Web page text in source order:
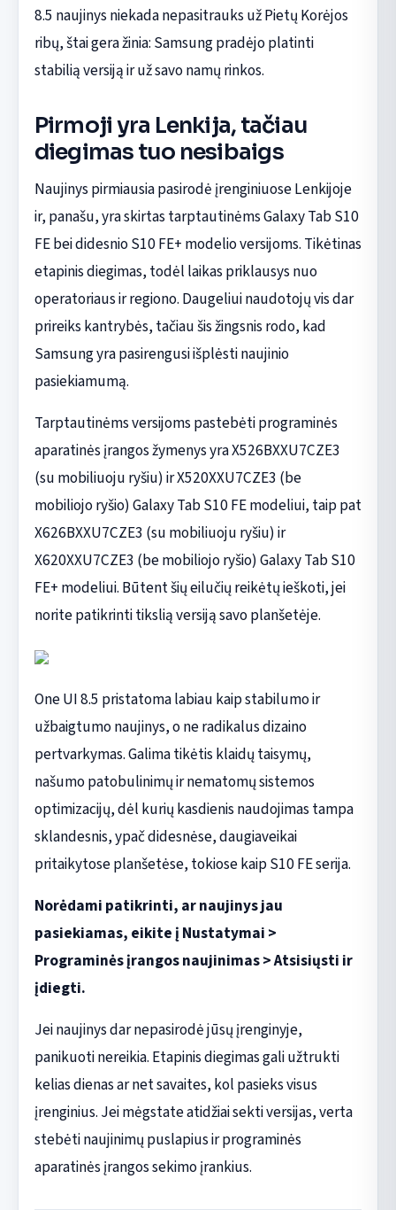
8.5 naujinys niekada nepasitrauks už Pietų Korėjos
ribų, štai gera žinia: Samsung pradėjo platinti
stabilią versiją ir už savo namų rinkos.
Pirmoji yra Lenkija, tačiau
diegimas tuo nesibaigs
Naujinys pirmiausia pasirodė įrenginiuose Lenkijoje
ir, panašu, yra skirtas tarptautinėms Galaxy Tab S10
FE bei didesnio S10 FE+ modelio versijoms. Tikėtinas
etapinis diegimas, todėl laikas priklausys nuo
operatoriaus ir regiono. Daugeliui naudotojų vis dar
prireiks kantrybės, tačiau šis žingsnis rodo, kad
Samsung yra pasirengusi išplėsti naujinio
pasiekiamumą.
Tarptautinėms versijoms pastebėti programinės
aparatinės įrangos žymenys yra X526BXXU7CZE3
(su mobiliuoju ryšiu) ir X520XXU7CZE3 (be
mobiliojo ryšio) Galaxy Tab S10 FE modeliui, taip pat
X626BXXU7CZE3 (su mobiliuoju ryšiu) ir
X620XXU7CZE3 (be mobiliojo ryšio) Galaxy Tab S10
FE+ modeliui. Būtent šių eilučių reikėtų ieškoti, jei
norite patikrinti tikslią versiją savo planšetėje.
One UI 8.5 pristatoma labiau kaip stabilumo ir
užbaigtumo naujinys, o ne radikalus dizaino
pertvarkymas. Galima tikėtis klaidų taisymų,
našumo patobulinimų ir nematomų sistemos
optimizacijų, dėl kurių kasdienis naudojimas tampa
sklandesnis, ypač didesnėse, daugiaveikai
pritaikytose planšetėse, tokiose kaip S10 FE serija.
Norėdami patikrinti, ar naujinys jau
pasiekiamas, eikite į Nustatymai >
Programinės įrangos naujinimas > Atsisiųsti ir
įdiegti.
Jei naujinys dar nepasirodė jūsų įrenginyje,
panikuoti nereikia. Etapinis diegimas gali užtrukti
kelias dienas ar net savaites, kol pasieks visus
įrenginius. Jei mėgstate atidžiai sekti versijas, verta
stebėti naujinimų puslapius ir programinės
aparatinės įrangos sekimo įrankius.